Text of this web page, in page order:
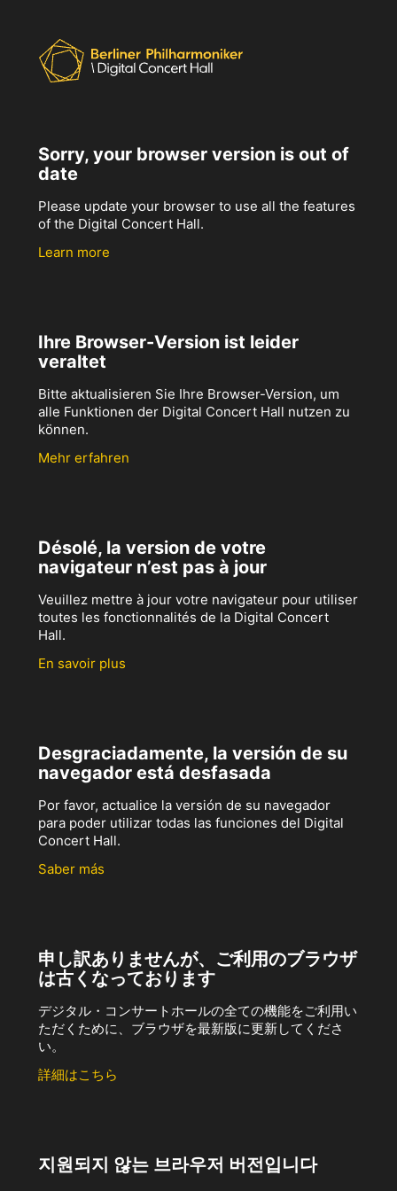
Sorry, your browser version is out of
date
Please update your browser to use all the features
of the Digital Concert Hall.
Learn more
Ihre Browser-Version ist leider
veraltet
Bitte aktualisieren Sie Ihre Browser-Version, um
alle Funktionen der Digital Concert Hall nutzen zu
können.
Mehr erfahren
Désolé, la version de votre
navigateur n’est pas à jour
Veuillez mettre à jour votre navigateur pour utiliser
toutes les fonctionnalités de la Digital Concert
Hall.
En savoir plus
Desgraciadamente, la versión de su
navegador está desfasada
Por favor, actualice la versión de su navegador
para poder utilizar todas las funciones del Digital
Concert Hall.
Saber más
申し訳ありませんが、ご利用のブラウザ
は古くなっております
デジタル・コンサートホールの全ての機能をご利用い
ただくために、ブラウザを最新版に更新してくださ
い。
詳細はこちら
지원되지 않는 브라우저 버전입니다